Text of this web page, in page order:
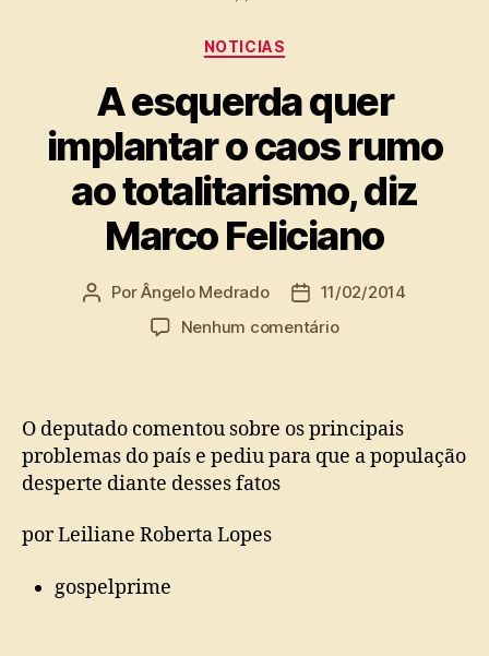
Categorias
NOTICIAS
A esquerda quer
implantar o caos rumo
ao totalitarismo, diz
Marco Feliciano
Autor
PorÂngelo Medrado
Data
de
11/02/2014
Nenhum comentárioem
implantar
caos
O deputado comentou sobre os principais
problemas do país e pediu para que a população
desperte diante desses fatos
por Leiliane Roberta Lopes
gospelprime